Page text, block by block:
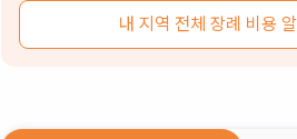
내 지역 전체 장례 비용 알